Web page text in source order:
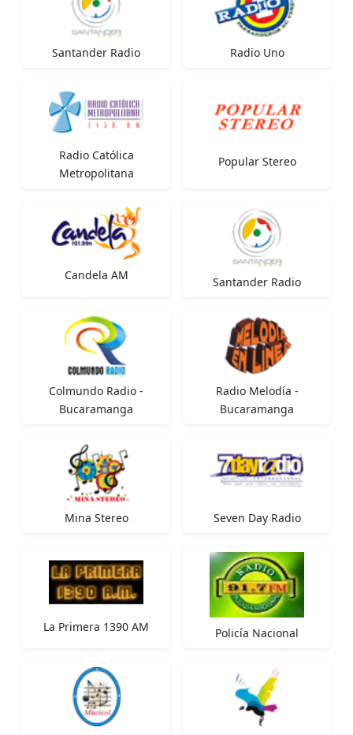
Santander Radio Radio Uno
Radio Católica
Metropolitana
Popular Stereo
Candela AM Santander Radio
Colmundo Radio -
Bucaramanga
Radio Melodía -
Bucaramanga
Mina Stereo Seven Day Radio
La Primera 1390 AM Policía Nacional